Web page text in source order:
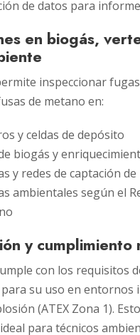
de datos para
en biogás,
inspeccionar
de metano en:
y celdas de depósito
biogás y
y redes de captación
ambientales según el
y cumplimiento
con los requisitos
su uso en entornos
(ATEX Zona 1).
para técnicos